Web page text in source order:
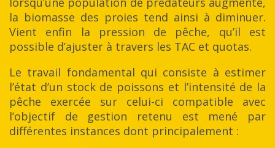
la biomasse des proies tend ainsi à diminuer.
Vient enfin la pression de pêche, qu’il est
possible d’ajuster à travers les TAC et quotas.
Le travail fondamental qui consiste à estimer
l’état d’un stock de poissons et l’intensité de la
pêche exercée sur celui-ci compatible avec
l’objectif de gestion retenu est mené par
différentes instances dont principalement :